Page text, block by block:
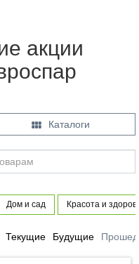
акции
 Каталоги
Дом и сад Красота и
Текущие Будущие